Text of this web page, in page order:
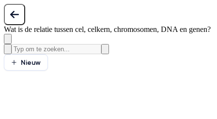
Wat is de relatie tussen cel, celkern, chromosomen, DNA en genen?
Nieuw